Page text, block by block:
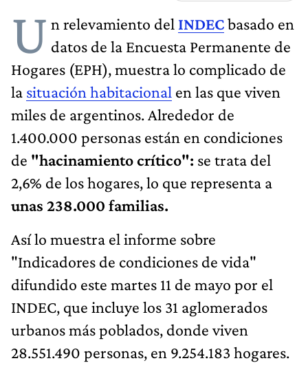
U n relevamiento del INDECbasado en
datos de la Encuesta Permanente de
Hogares (EPH), muestra lo complicado de
la situación habitacional en las que viven
miles de argentinos. Alrededor de
1.400.000 personas están en condiciones
de "hacinamiento crítico": se trata del
2,6% de los hogares, lo que representa a
unas 238.000 familias.
Así lo muestra el informe sobre
"Indicadores de condiciones de vida"
difundido este martes 11 de mayo por el
INDEC, que incluye los 31 aglomerados
urbanos más poblados, donde viven
28.551.490 personas, en 9.254.183 hogares.